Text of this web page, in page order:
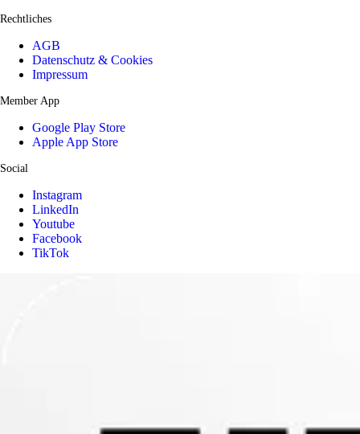
Rechtliches
AGB
Datenschutz & Cookies
Impressum
Member App
Google Play Store
Apple App Store
Social
Instagram
LinkedIn
Youtube
Facebook
TikTok